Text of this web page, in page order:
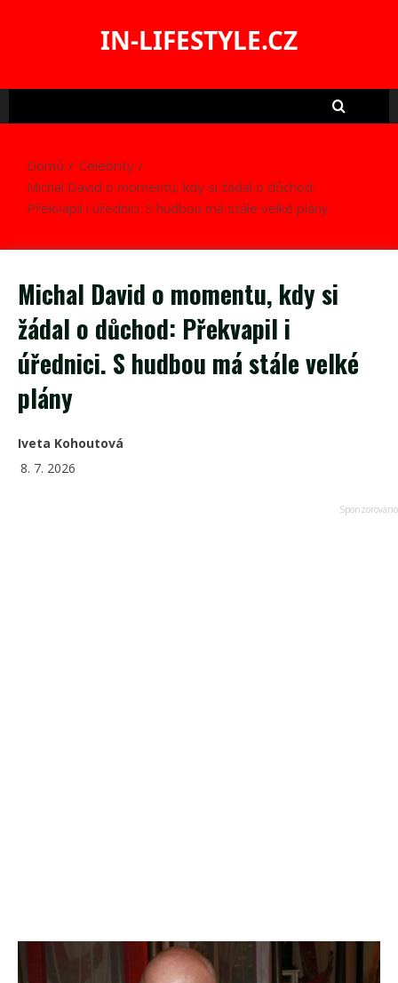
IN-LIFESTYLE.CZ
Domů
Celebrity
Michal David o momentu, kdy si žádal o důchod:
Překvapil i úřednici. S hudbou má stále velké plány
Michal David o momentu, kdy si
žádal o důchod: Překvapil i
úřednici. S hudbou má stále velké
plány
Iveta Kohoutová
8. 7. 2026